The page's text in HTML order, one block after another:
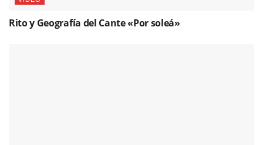
Rito y Geografía del Cante «Por soleá»